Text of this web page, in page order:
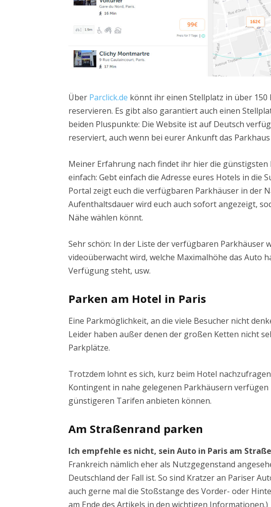
Über Parclick.de könnt ihr einen Stellplatz in über
reservieren. Es gibt also garantiert auch einen
beiden Pluspunkte: Die Website ist auf Deutsch
reserviert, auch wenn bei eurer Ankunft das Parkhaus
Meiner Erfahrung nach findet ihr hier die günstigsten
einfach: Gebt einfach die Adresse eures Hotels in die
Portal zeigt euch die verfügbaren Parkhäuser in der
Aufenthaltsdauer wird euch auch sofort angezeigt,
Nähe wählen könnt.
Sehr schön: In der Liste der verfügbaren Parkhäuser
videoüberwacht wird, welche Maximalhöhe das Auto
Verfügung steht, usw.
Parken am Hotel in Paris
Eine Parkmöglichkeit, an die viele Besucher nicht
Leider haben außer denen der großen Ketten nicht
Parkplätze.
Trotzdem lohnt es sich, kurz beim Hotel
Kontingent in nahe gelegenen Parkhäusern verfügen
günstigeren Tarifen anbieten können.
Am Straßenrand parken
Ich empfehle es nicht, sein Auto in Paris am
Frankreich nämlich eher als Nutzgegenstand
Deutschland der Fall ist. So sind Kratzer an Pariser
auch gerne mal die Stoßstange des Vorder- oder
am Ende des Artikels in den wichtigen Informationen.)